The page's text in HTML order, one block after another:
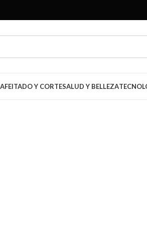
AFEITADO Y CORTESALUD Y BELLEZA